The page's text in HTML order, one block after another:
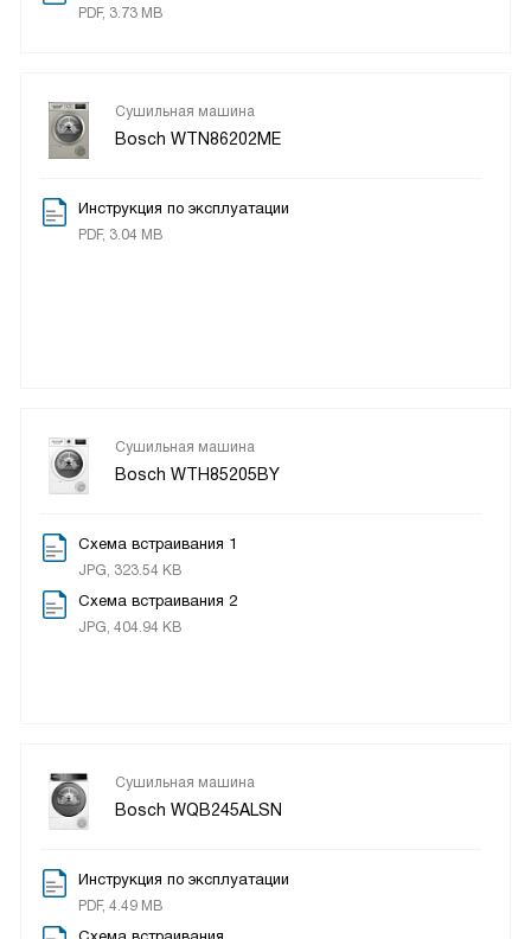
PDF, 3.73 MB
Сушильная машина
Bosch WTN86202ME
Инструкция по эксплуатации
PDF, 3.04 MB
Сушильная машина
Bosch WTH85205BY
Схема встраивания 1
JPG, 323.54 KB
Схема встраивания 2
JPG, 404.94 KB
Сушильная машина
Bosch WQB245ALSN
Инструкция по эксплуатации
PDF, 4.49 MB